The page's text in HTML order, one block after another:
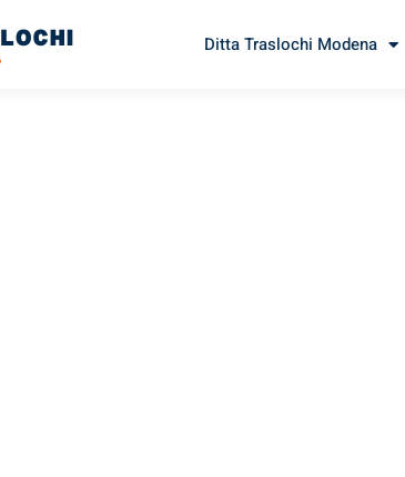
Ditta Traslochi Modena